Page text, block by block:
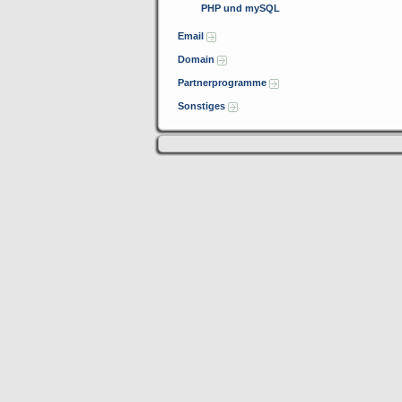
PHP und mySQL
Email
Domain
Partnerprogramme
Sonstiges